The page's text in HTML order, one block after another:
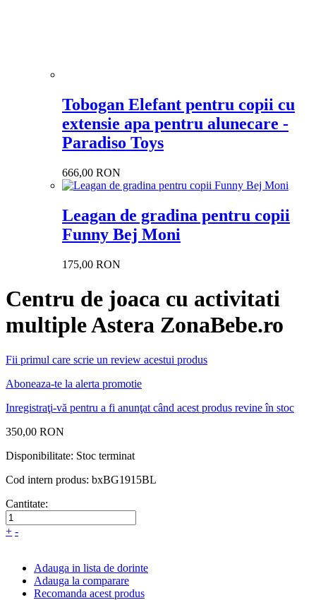
Tobogan Elefant pentru copii cu
extensie apa pentru alunecare -
Paradiso Toys
666,00 RON
Leagan de gradina pentru copii
Funny Bej Moni
175,00 RON
Centru de joaca cu activitati
multiple Astera ZonaBebe.ro
Fii primul care scrie un review acestui produs
Aboneaza-te la alerta promotie
Inregistraţi-vă pentru a fi anunţat când acest produs revine în stoc
350,00 RON
Disponibilitate: Stoc terminat
Cod intern produs: bxBG1915BL
Cantitate:
+ -
Adauga in lista de dorinte
Adauga la comparare
Recomanda acest produs